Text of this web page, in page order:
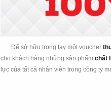
Để sở hữu trong tay một voucher
cho khách hàng những sản phẩm chất
lực của tất cả nhân viên trong công ty